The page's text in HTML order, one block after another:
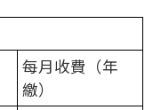
每月收費（年
繳）